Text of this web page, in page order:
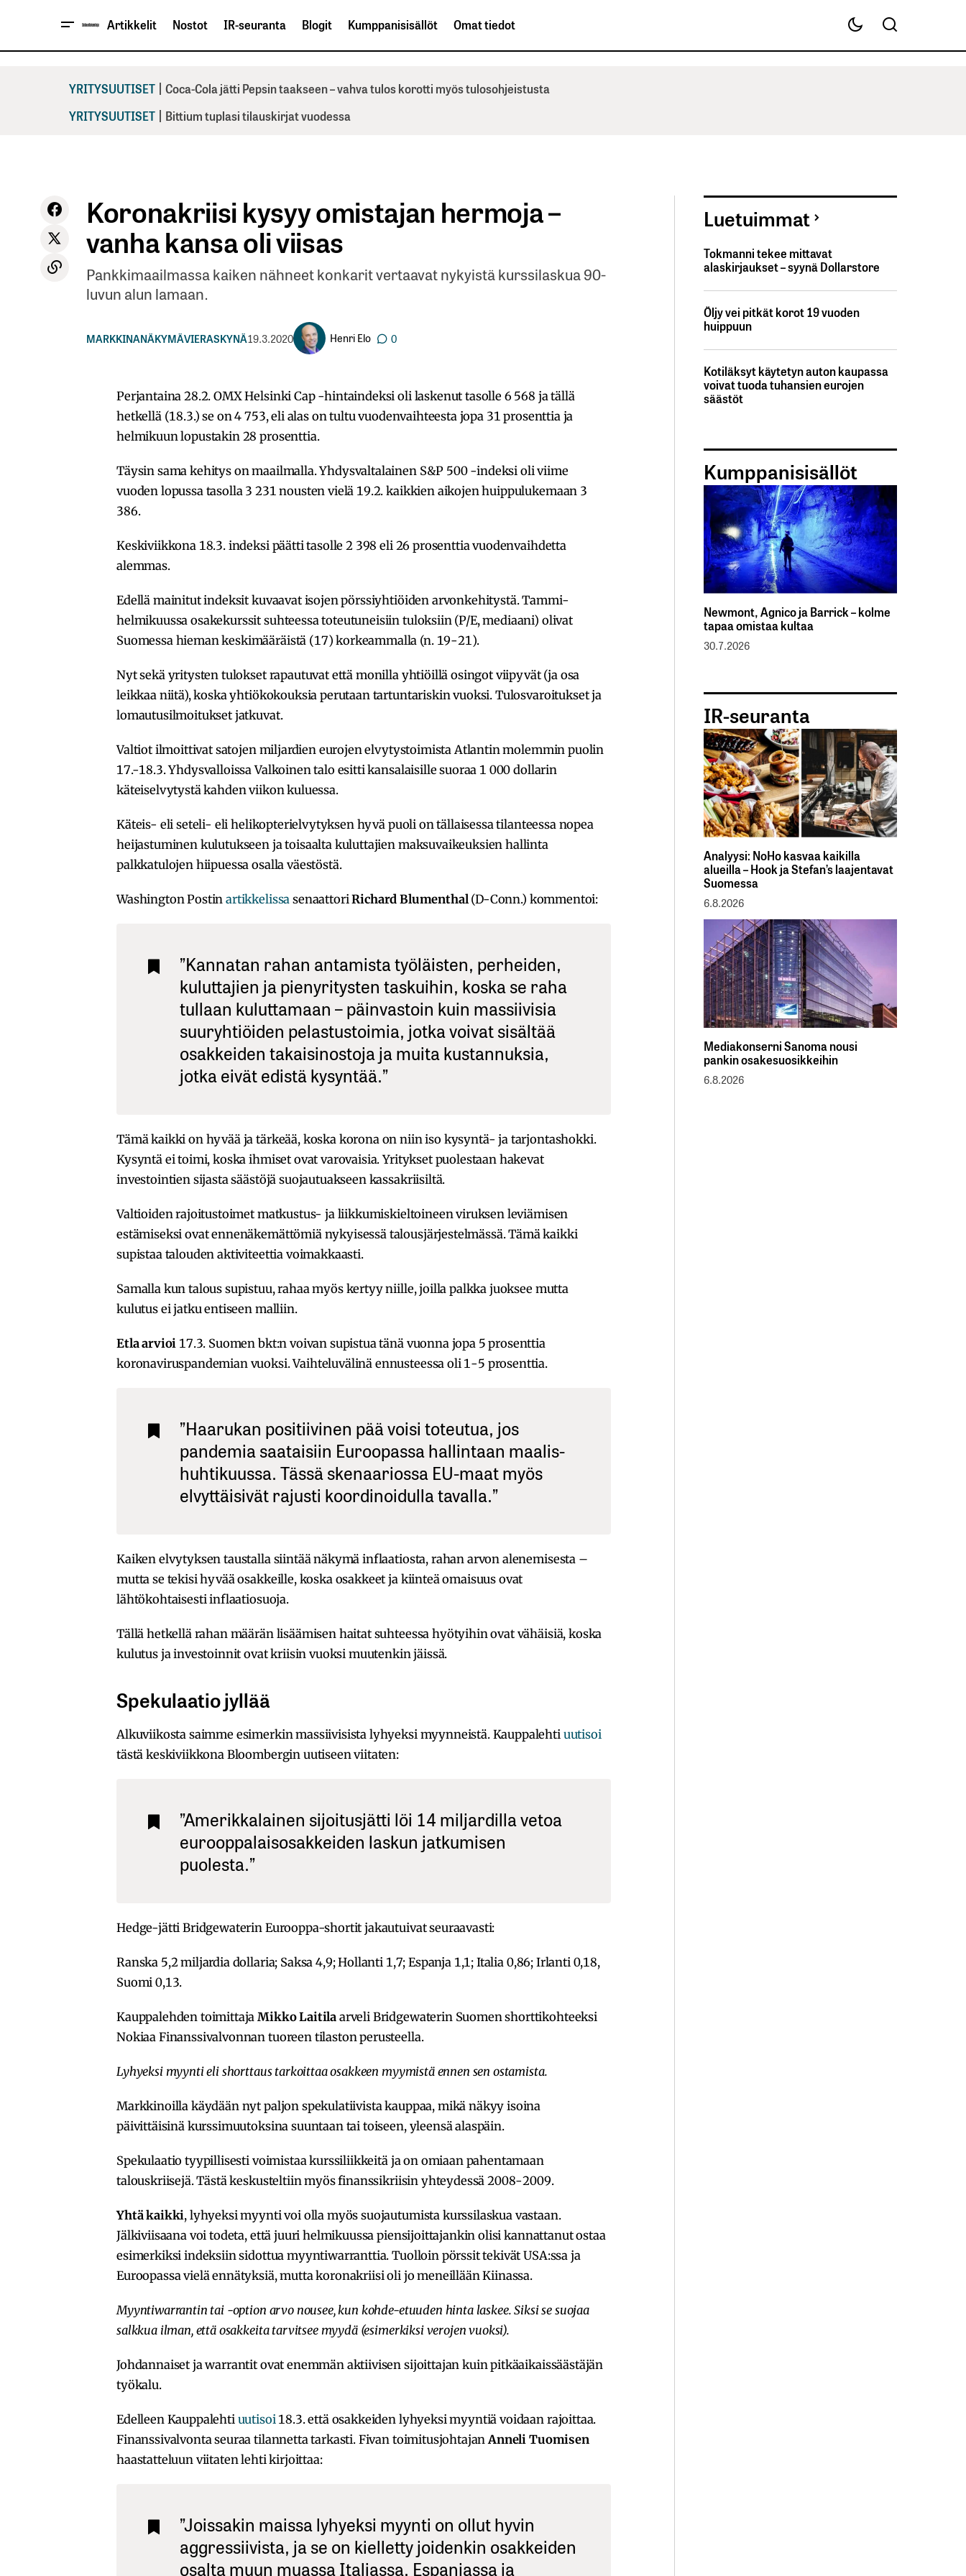
Artikkelit Nostot IR-seuranta Blogit Kumppanisisällöt Omat tiedot
YRITYSUUTISET | Coca-Cola jätti Pepsin taakseen – vahva tulos korotti myös tulosohjeistusta
YRITYSUUTISET | Bittium tuplasi tilauskirjat vuodessa
Koronakriisi kysyy omistajan hermoja –
vanha kansa oli viisas
Pankkimaailmassa kaiken nähneet konkarit vertaavat nykyistä kurssilaskua 90-
luvun alun lamaan.
MARKKINANÄKYMÄVIERASKYNÄ19.3.2020 Henri Elo 0
Perjantaina 28.2. OMX Helsinki Cap -hintaindeksi oli laskenut tasolle 6 568 ja tällä
hetkellä (18.3.) se on 4 753, eli alas on tultu vuodenvaihteesta jopa 31 prosenttia ja
helmikuun lopustakin 28 prosenttia.
Täysin sama kehitys on maailmalla. Yhdysvaltalainen S&P 500 -indeksi oli viime
vuoden lopussa tasolla 3 231 nousten vielä 19.2. kaikkien aikojen huippulukemaan 3
386.
Keskiviikkona 18.3. indeksi päätti tasolle 2 398 eli 26 prosenttia vuodenvaihdetta
alemmas.
Edellä mainitut indeksit kuvaavat isojen pörssiyhtiöiden arvonkehitystä. Tammi-
helmikuussa osakekurssit suhteessa toteutuneisiin tuloksiin (P/E, mediaani) olivat
Suomessa hieman keskimääräistä (17) korkeammalla (n. 19-21).
Nyt sekä yritysten tulokset rapautuvat että monilla yhtiöillä osingot viipyvät (ja osa
leikkaa niitä), koska yhtiökokouksia perutaan tartuntariskin vuoksi. Tulosvaroitukset ja
lomautusilmoitukset jatkuvat.
Valtiot ilmoittivat satojen miljardien eurojen elvytystoimista Atlantin molemmin puolin
17.-18.3. Yhdysvalloissa Valkoinen talo esitti kansalaisille suoraa 1 000 dollarin
käteiselvytystä kahden viikon kuluessa.
Käteis- eli seteli- eli helikopterielvytyksen hyvä puoli on tällaisessa tilanteessa nopea
heijastuminen kulutukseen ja toisaalta kuluttajien maksuvaikeuksien hallinta
palkkatulojen hiipuessa osalla väestöstä.
Washington Postinartikkelissa senaattoriRichard Blumenthal (D-Conn.) kommentoi:
”Kannatan rahan antamista työläisten, perheiden,
kuluttajien ja pienyritysten taskuihin, koska se raha
tullaan kuluttamaan – päinvastoin kuin massiivisia
suuryhtiöiden pelastustoimia, jotka voivat sisältää
osakkeiden takaisinostoja ja muita kustannuksia,
jotka eivät edistä kysyntää.”
Tämä kaikki on hyvää ja tärkeää, koska korona on niin iso kysyntä- ja tarjontashokki.
Kysyntä ei toimi, koska ihmiset ovat varovaisia. Yritykset puolestaan hakevat
investointien sijasta säästöjä suojautuakseen kassakriisiltä.
Valtioiden rajoitustoimet matkustus- ja liikkumiskieltoineen viruksen leviämisen
estämiseksi ovat ennenäkemättömiä nykyisessä talousjärjestelmässä. Tämä kaikki
supistaa talouden aktiviteettia voimakkaasti.
Samalla kun talous supistuu, rahaa myös kertyy niille, joilla palkka juoksee mutta
kulutus ei jatku entiseen malliin.
Etlaarvioi 17.3. Suomen bkt:n voivan supistua tänä vuonna jopa 5 prosenttia
koronaviruspandemian vuoksi. Vaihteluvälinä ennusteessa oli 1-5 prosenttia.
”Haarukan positiivinen pää voisi toteutua, jos
pandemia saataisiin Euroopassa hallintaan maalis-
huhtikuussa. Tässä skenaariossa EU-maat myös
elvyttäisivät rajusti koordinoidulla tavalla.”
Kaiken elvytyksen taustalla siintää näkymä inflaatiosta, rahan arvon alenemisesta –
mutta se tekisi hyvää osakkeille, koska osakkeet ja kiinteä omaisuus ovat
lähtökohtaisesti inflaatiosuoja.
Tällä hetkellä rahan määrän lisäämisen haitat suhteessa hyötyihin ovat vähäisiä, koska
kulutus ja investoinnit ovat kriisin vuoksi muutenkin jäissä.
Spekulaatio jyllää
Alkuviikosta saimme esimerkin massiivisista lyhyeksi myynneistä. Kauppalehti uutisoi
tästä keskiviikkona Bloombergin uutiseen viitaten:
”Amerikkalainen sijoitusjätti löi 14 miljardilla vetoa
eurooppalaisosakkeiden laskun jatkumisen
puolesta.”
Hedge-jätti Bridgewaterin Eurooppa-shortit jakautuivat seuraavasti:
Ranska 5,2 miljardia dollaria; Saksa 4,9; Hollanti 1,7; Espanja 1,1; Italia 0,86; Irlanti 0,18,
Suomi 0,13.
Kauppalehden toimittaja Mikko Laitila arveli Bridgewaterin Suomen shorttikohteeksi
Nokiaa Finanssivalvonnan tuoreen tilaston perusteella.
Lyhyeksi myynti eli shorttaus tarkoittaa osakkeen myymistä ennen sen ostamista.
Markkinoilla käydään nyt paljon spekulatiivista kauppaa, mikä näkyy isoina
päivittäisinä kurssimuutoksina suuntaan tai toiseen, yleensä alaspäin.
Spekulaatio tyypillisesti voimistaa kurssiliikkeitä ja on omiaan pahentamaan
talouskriisejä. Tästä keskusteltiin myös finanssikriisin yhteydessä 2008-2009.
Yhtä kaikki, lyhyeksi myynti voi olla myös suojautumista kurssilaskua vastaan.
Jälkiviisaana voi todeta, että juuri helmikuussa piensijoittajankin olisi kannattanut ostaa
esimerkiksi indeksiin sidottua myyntiwarranttia. Tuolloin pörssit tekivät USA:ssa ja
Euroopassa vielä ennätyksiä, mutta koronakriisi oli jo meneillään Kiinassa.
Myyntiwarrantin tai -option arvo nousee, kun kohde-etuuden hinta laskee. Siksi se suojaa
salkkua ilman, että osakkeita tarvitsee myydä (esimerkiksi verojen vuoksi).
Johdannaiset ja warrantit ovat enemmän aktiivisen sijoittajan kuin pitkäaikaissäästäjän
työkalu.
Edelleen Kauppalehti uutisoi 18.3. että osakkeiden lyhyeksi myyntiä voidaan rajoittaa.
Finanssivalvonta seuraa tilannetta tarkasti. Fivan toimitusjohtajanAnneli Tuomisen
haastatteluun viitaten lehti kirjoittaa:
”Joissakin maissa lyhyeksi myynti on ollut hyvin
aggressiivista, ja se on kielletty joidenkin osakkeiden
osalta muun muassa Italiassa, Espanjassa ja
Luetuimmat
Tokmanni tekee mittavat
alaskirjaukset – syynä Dollarstore
Öljy vei pitkät korot 19 vuoden
huippuun
Kotiläksyt käytetyn auton kaupassa
voivat tuoda tuhansien eurojen
säästöt
Kumppanisisällöt
Newmont, Agnico ja Barrick – kolme
tapaa omistaa kultaa
30.7.2026
IR-seuranta
Analyysi: NoHo kasvaa kaikilla
alueilla – Hook ja Stefan’s laajentavat
Suomessa
6.8.2026
Mediakonserni Sanoma nousi
pankin osakesuosikkeihin
6.8.2026